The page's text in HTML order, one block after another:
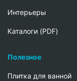
Интерьеры
Каталоги (PDF)
Полезное
Плитка для ванной